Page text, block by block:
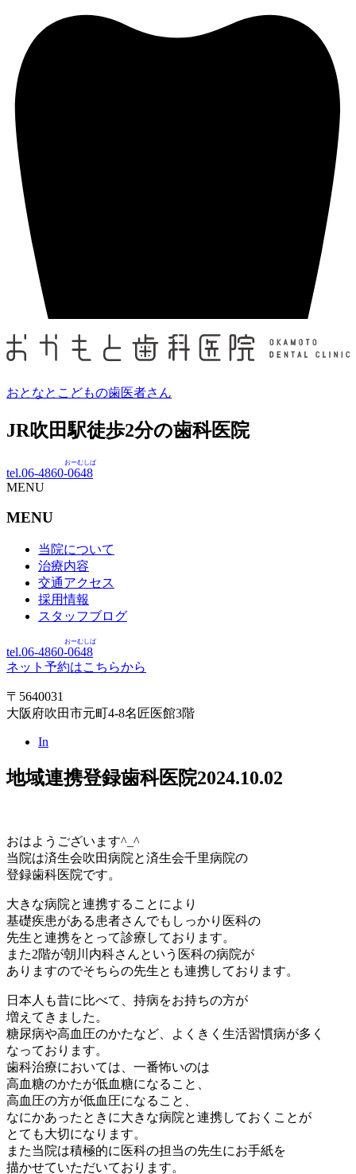
おとなとこどもの歯医者さん
JR吹田駅徒歩2分の歯科医院
tel.06-4860-0648
おーむしば
MENU
MENU
当院について
治療内容
交通アクセス
採用情報
スタッフブログ
tel.06-4860-0648
おーむしば
ネット予約はこちらから
〒5640031
大阪府吹田市元町4-8名匠医館3階
In
地域連携登録歯科医院2024.10.02
おはようございます^_^
当院は済生会吹田病院と済生会千里病院の
登録歯科医院です。
大きな病院と連携することにより
基礎疾患がある患者さんでもしっかり医科の
先生と連携をとって診療しております。
また2階が朝川内科さんという医科の病院が
ありますのでそちらの先生とも連携しております。
日本人も昔に比べて、持病をお持ちの方が
増えてきました。
糖尿病や高血圧のかたなど、よくきく生活習慣病が多く
なっております。
歯科治療においては、一番怖いのは
高血糖のかたが低血糖になること、
高血圧の方が低血圧になること、
なにかあったときに大きな病院と連携しておくことが
とても大切になります。
また当院は積極的に医科の担当の先生にお手紙を
描かせていただいております。